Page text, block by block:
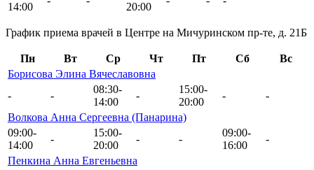
14:00
20:00
График приема врачей в Центре на Мичуринском пр-те, д. 21Б
Пн Вт Ср Чт Пт Сб
Вс
Борисова Элина Вячеславовна
-
-
08:30-
14:00
-
15:00-
20:00
-
-
Волкова Анна Сергеевна (Панарина)
09:00-
14:00
-
15:00-
20:00
- -
09:00-
16:00
-
Пенкина Анна Евгеньевна